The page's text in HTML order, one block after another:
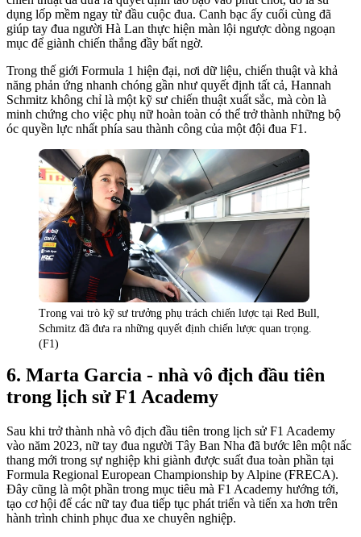
dụng lốp mềm ngay từ đầu cuộc đua. Canh bạc ấy cuối cùng đã
giúp tay đua người Hà Lan thực hiện màn lội ngược dòng ngoạn
mục để giành chiến thắng đầy bất ngờ.
Trong thế giới Formula 1 hiện đại, nơi dữ liệu, chiến thuật và khả
năng phản ứng nhanh chóng gần như quyết định tất cả, Hannah
Schmitz không chỉ là một kỹ sư chiến thuật xuất sắc, mà còn là
minh chứng cho việc phụ nữ hoàn toàn có thể trở thành những bộ
óc quyền lực nhất phía sau thành công của một đội đua F1.
Trong vai trò kỹ sư trưởng phụ trách chiến lược tại Red Bull,
Schmitz đã đưa ra những quyết định chiến lược quan trọng.
(F1)
Marta Garcia - nhà vô địch đầu tiên
trong lịch sử F1 Academy
Sau khi trở thành nhà vô địch đầu tiên trong lịch sử F1 Academy
vào năm 2023, nữ tay đua người Tây Ban Nha đã bước lên một nấc
thang mới trong sự nghiệp khi giành được suất đua toàn phần tại
Formula Regional European Championship by Alpine (FRECA).
Đây cũng là một phần trong mục tiêu mà F1 Academy hướng tới,
tạo cơ hội để các nữ tay đua tiếp tục phát triển và tiến xa hơn trên
hành trình chinh phục đua xe chuyên nghiệp.